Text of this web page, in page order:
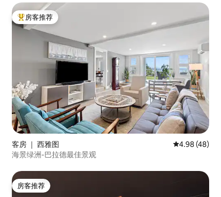
热门「房客推荐」
房客推荐
客房 ｜ 西雅图 平均评分
4.98 (48)
海景绿洲-巴拉德最佳景观
房客推荐
房客推荐